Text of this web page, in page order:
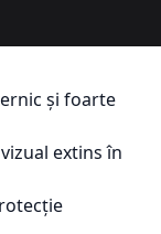
și foarte
extins în